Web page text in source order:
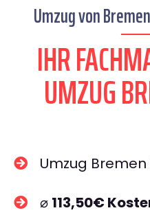
Umzug von
IHR
UMZUG
Umzug Bremen
⌀ 113,50€